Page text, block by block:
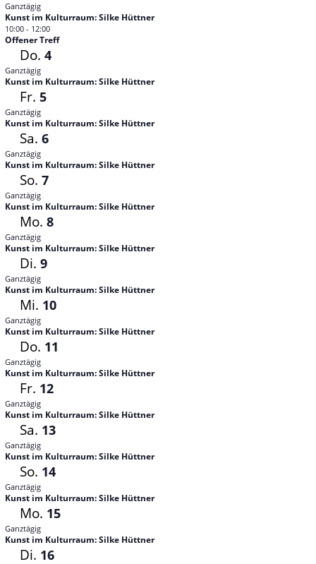
Ganztägig
Kunst im Kulturraum: Silke Hüttner
10:00- 12:00
Offener Treff
Do. 4
Ganztägig
Kunst im Kulturraum: Silke Hüttner
Fr. 5
Ganztägig
Kunst im Kulturraum: Silke Hüttner
Sa. 6
Ganztägig
Kunst im Kulturraum: Silke Hüttner
So. 7
Ganztägig
Kunst im Kulturraum: Silke Hüttner
Mo. 8
Ganztägig
Kunst im Kulturraum: Silke Hüttner
Di. 9
Ganztägig
Kunst im Kulturraum: Silke Hüttner
Mi. 10
Ganztägig
Kunst im Kulturraum: Silke Hüttner
Do. 11
Ganztägig
Kunst im Kulturraum: Silke Hüttner
Fr. 12
Ganztägig
Kunst im Kulturraum: Silke Hüttner
Sa. 13
Ganztägig
Kunst im Kulturraum: Silke Hüttner
So. 14
Ganztägig
Kunst im Kulturraum: Silke Hüttner
Mo. 15
Ganztägig
Kunst im Kulturraum: Silke Hüttner
Di. 16